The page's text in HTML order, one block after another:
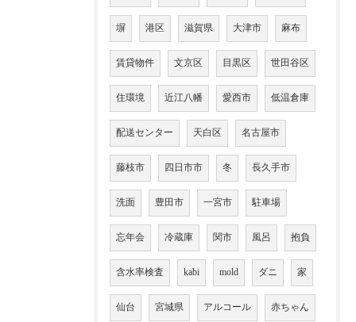
塀 港区 滋賀県 大津市 麻布
賃貸物件 文京区 目黒区 世田谷区
住環境 近江八幡 愛西市 低温倉庫
配送センター 天白区 名古屋市
藤枝市 四日市市 冬 長久手市
洗面 豊田市 一宮市 駐車場
忘年会 冷蔵庫 関市 風呂 抱負
含水率検査 kabi mold ダニ 家
仙台 宮城県 アルコール 赤ちゃん